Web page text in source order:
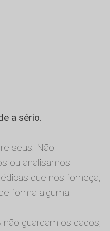
a sério.
seus. Não
ou analisamos
que nos forneça,
forma alguma.
guardam os dados,